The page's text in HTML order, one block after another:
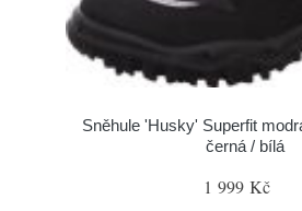
Sněhule 'Husky' Superfit
černá / bílá
1 999 Kč